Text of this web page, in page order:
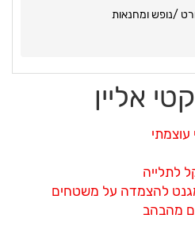
/נופש ומחנאות
אליין
לתלייה
להצמדה על משטחים